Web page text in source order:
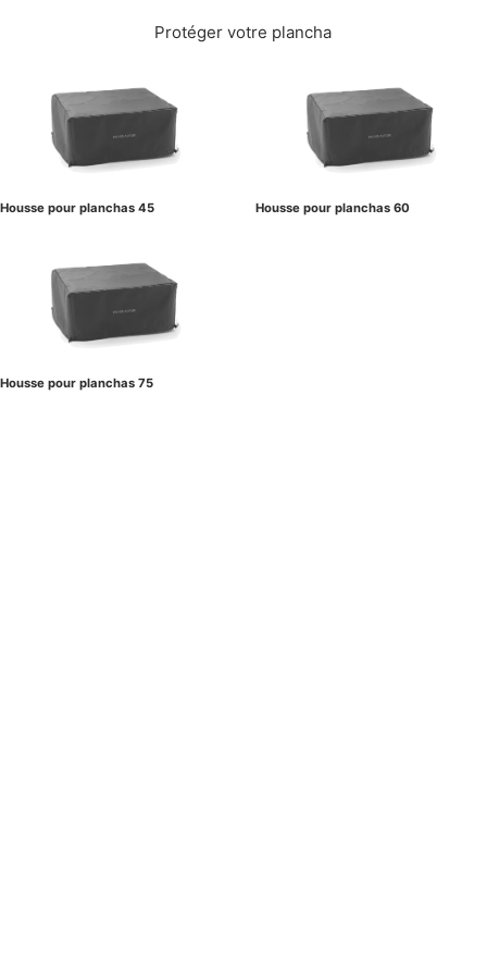
Protéger votre plancha
Housse pour planchas 45 Housse pour planchas 60
Housse pour planchas 75